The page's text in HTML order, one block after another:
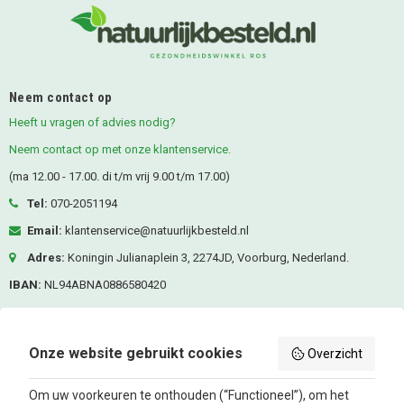
Neem contact op
Heeft u vragen of advies nodig?
Neem contact op met onze klantenservice.
(ma 12.00 - 17.00. di t/m vrij 9.00 t/m 17.00)
Tel: 070-2051194
Email: klantenservice@natuurlijkbesteld.nl
Adres: Koningin Julianaplein 3, 2274JD, Voorburg, Nederland.
IBAN: NL94ABNA0886580420
KVK-nummer:80476287
Volg ons
Onze website gebruikt cookies Overzicht
Om uw voorkeuren te onthouden (“Functioneel”), om het